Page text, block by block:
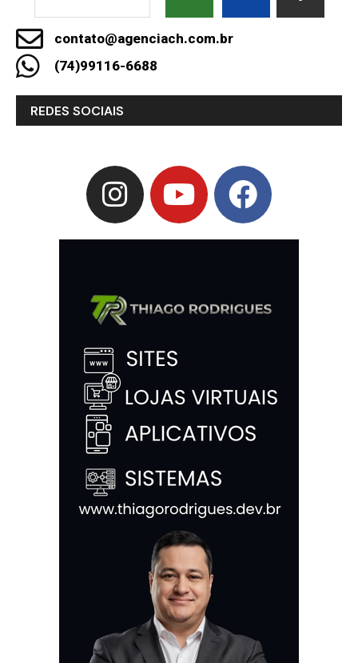
contato@agenciach.com.br
(74)99116-6688
REDES SOCIAIS